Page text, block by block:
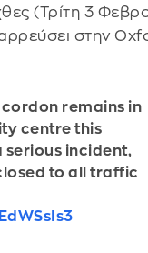
(Τρίτη 3
στην
remains in
centre this
serious incident,
to all traffic